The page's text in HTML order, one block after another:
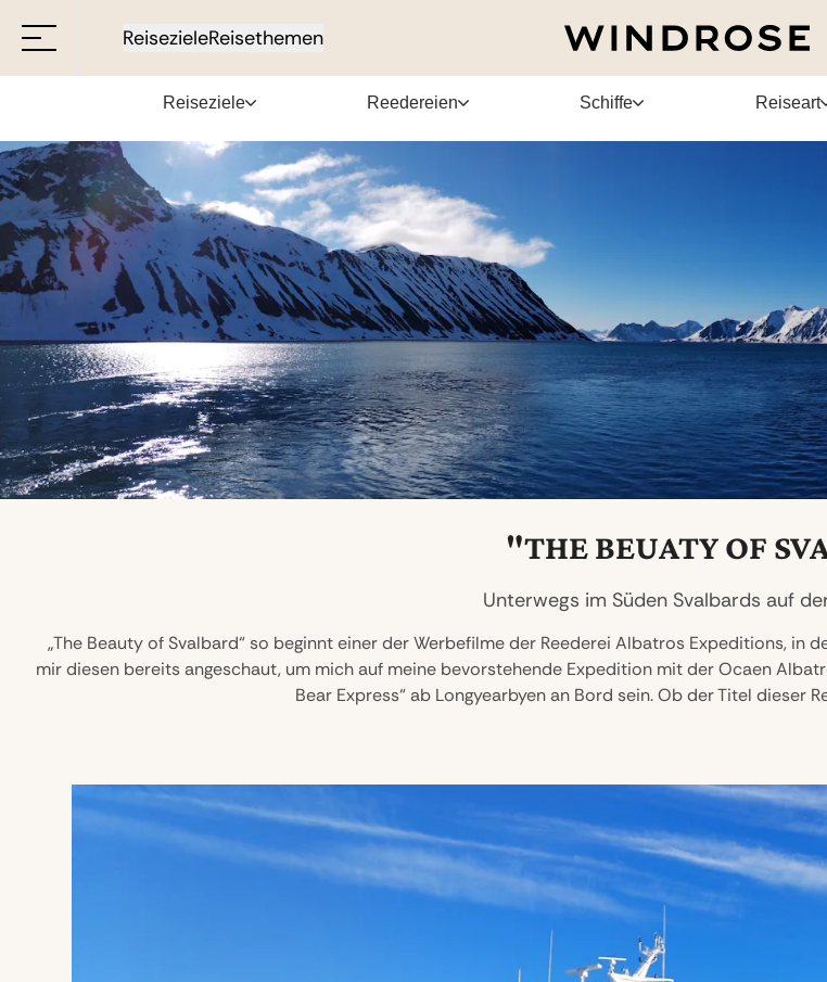
ReisezieleReisethemen
Reiseziele Reedereien Schiffe Reiseart
"THE BEUATY OF
Unterwegs im Süden Svalbards auf
„The Beauty of Svalbard“ so beginnt einer der Werbefilme der Reederei Albatros Expeditions, in
mir diesen bereits angeschaut, um mich auf meine bevorstehende Expedition mit der Ocaen
Bear Express“ ab Longyearbyen an Bord sein. Ob der Titel dieser